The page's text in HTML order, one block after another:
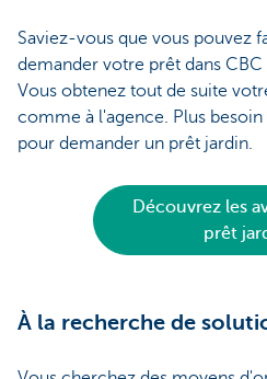
Saviez-vous que vous pouvez
demander votre prêt dans
Vous obtenez tout de suite
comme à l'agence. Plus
pour demander un prêt jardin.
Découvrez les
prêt
À la recherche de